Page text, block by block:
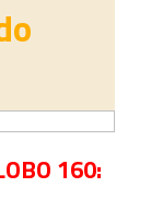
160: